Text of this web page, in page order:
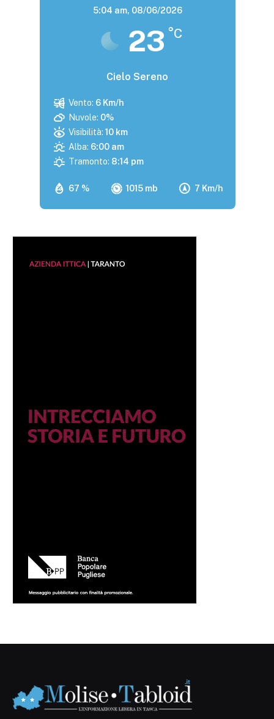
5:04 am, 08/06/2026
23 °C
Cielo Sereno
67 % 1015 mb 7 Km/h
Vento: 6 Km/h
Nuvole: 0%
Visibilità: 10 km
Alba: 6:00 am
Tramonto: 8:14 pm